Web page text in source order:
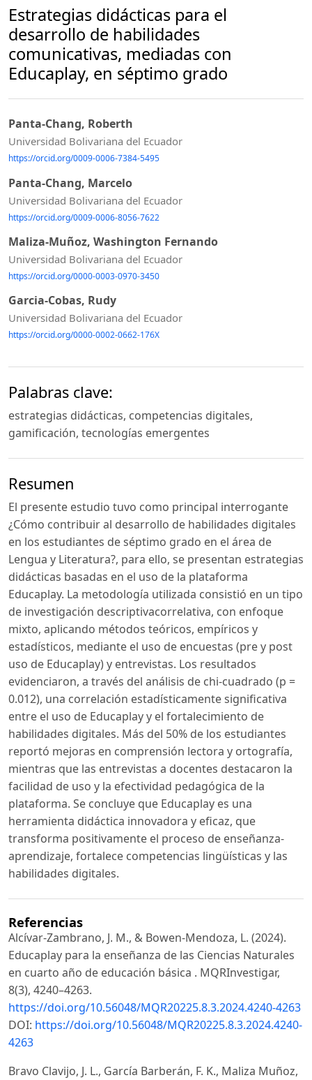
Estrategias didácticas para el
desarrollo de habilidades
comunicativas, mediadas con
Educaplay, en séptimo grado
Panta-Chang, Roberth
Universidad Bolivariana del Ecuador
https://orcid.org/0009-0006-7384-5495
Panta-Chang, Marcelo
Universidad Bolivariana del Ecuador
https://orcid.org/0009-0006-8056-7622
Maliza-Muñoz, Washington Fernando
Universidad Bolivariana del Ecuador
https://orcid.org/0000-0003-0970-3450
Garcia-Cobas, Rudy
Universidad Bolivariana del Ecuador
https://orcid.org/0000-0002-0662-176X
Palabras clave:
estrategias didácticas, competencias digitales,
gamificación, tecnologías emergentes
Resumen
El presente estudio tuvo como principal interrogante
¿Cómo contribuir al desarrollo de habilidades digitales
en los estudiantes de séptimo grado en el área de
Lengua y Literatura?, para ello, se presentan estrategias
didácticas basadas en el uso de la plataforma
Educaplay. La metodología utilizada consistió en un tipo
de investigación descriptivacorrelativa, con enfoque
mixto, aplicando métodos teóricos, empíricos y
estadísticos, mediante el uso de encuestas (pre y post
uso de Educaplay) y entrevistas. Los resultados
evidenciaron, a través del análisis de chi-cuadrado (p =
0.012), una correlación estadísticamente significativa
entre el uso de Educaplay y el fortalecimiento de
habilidades digitales. Más del 50% de los estudiantes
reportó mejoras en comprensión lectora y ortografía,
mientras que las entrevistas a docentes destacaron la
facilidad de uso y la efectividad pedagógica de la
plataforma. Se concluye que Educaplay es una
herramienta didáctica innovadora y eficaz, que
transforma positivamente el proceso de enseñanza-
aprendizaje, fortalece competencias lingüísticas y las
habilidades digitales.
Referencias
Alcívar-Zambrano, J. M., & Bowen-Mendoza, L. (2024).
Educaplay para la enseñanza de las Ciencias Naturales
en cuarto año de educación básica . MQRInvestigar,
8(3), 4240–4263.
https://doi.org/10.56048/MQR20225.8.3.2024.4240-4263
DOI: https://doi.org/10.56048/MQR20225.8.3.2024.4240-
4263
Bravo Clavijo, J. L., García Barberán, F. K., Maliza Muñoz,